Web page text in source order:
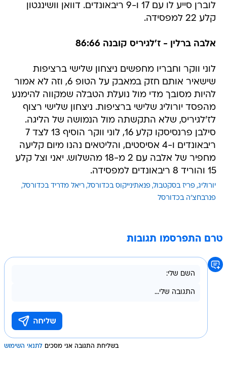
לוברן סייע לו עם 17 ו-9 ריבאונדים. דוואן וושינגטון
קלע 22 למפסידה.
אלבה ברלין - ז'לגיריס קובנה 86:66
לוני ווקר וחבריו מחפשים ניצחון שלישי ברציפות
שישאיר אותם חזק במאבק על הטופ 6, וזה לא אמור
להיות מסובך מדי מול נועלת הטבלה שמקווה להימנע
מהפסד יורוליג שלישי ברציפות. ניצחון שלישי רצוף
לז'לגיריס, שלא התקשתה מול הנמושה של הליגה.
סילבן פרנסיסקו קלע 16, לוני ווקר הוסיף 13 לצד 7
ריבאונדים ו-4 אסיסטים, והליטאים נהנו מיום קליעה
מחפיר של אלבה עם 2 מ-18 מהשלוש. יאני וצל קלע
15 והוריד 8 ריבאונדים למפסידה.
יורוליג פריז בסקטבול פנאתינייקוס בכדורסל ריאל מדריד בכדורסל
פנרבחצ'ה בכדורסל
טרם התפרסמו תגובות
בשליחת התגובה אני מסכים לתנאי השימוש